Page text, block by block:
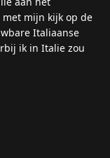
mijn kijk op de
Italiaanse
ik in Italie zou